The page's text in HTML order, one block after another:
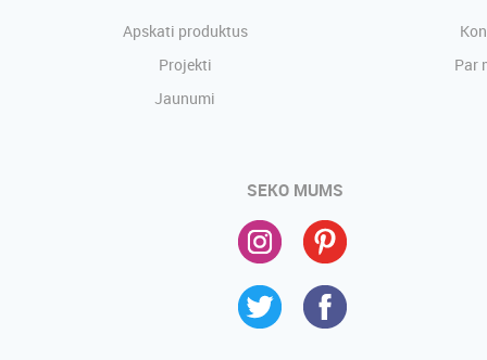
Apskati produktus
Projekti
Jaunumi
Par
SEKO MUMS